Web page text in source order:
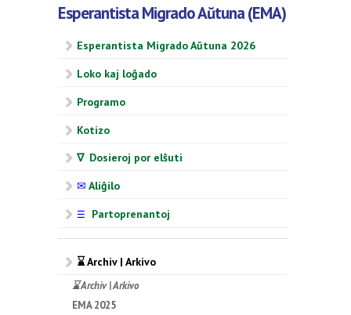
Esperantista Migrado Aŭtuna (EMA)
Esperantista Migrado Aŭtuna 2026
Loko kaj loĝado
Programo
Kotizo
∇ Dosieroj por elŝuti
✉ Aliĝilo
☰ Partoprenantoj
⌛ Archiv | Arkivo
⌛ Archiv | Arkivo
EMA 2025